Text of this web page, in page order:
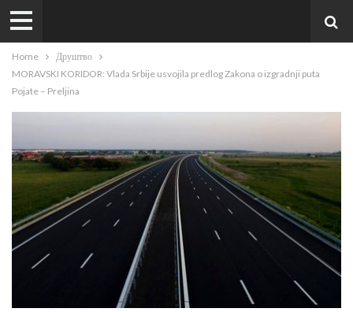
Home
Друштво
MORAVSKI KORIDOR: Vlada Srbije usvojila predlog Zakona o izgradnji puta
Pojate – Preljina